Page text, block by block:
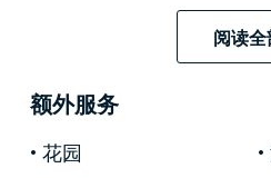
是三间卧室,两个
个起居室和一间饭厅。别墅
木复合地板。
阅读
额外服务
花园